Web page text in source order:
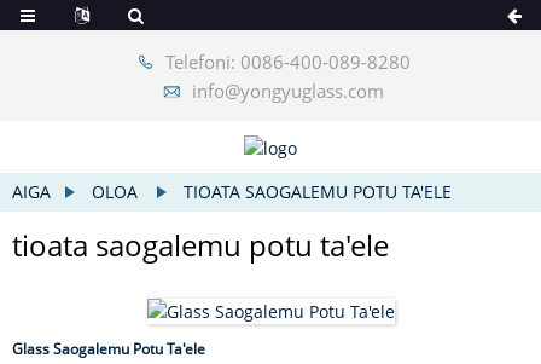
Telefoni: 0086-400-089-8280
info@yongyuglass.com
AIGA OLOA TIOATA SAOGALEMU POTU TA'ELE
tioata saogalemu potu ta'ele
Glass Saogalemu Potu Ta'ele